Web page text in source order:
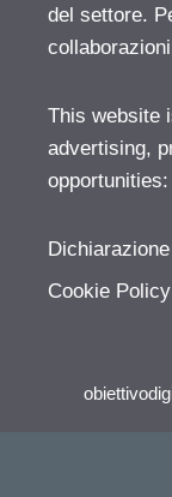
del settore.
This website
advertising,
opportunities:
Cookie